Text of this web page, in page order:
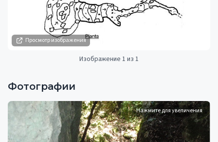
Просмотр изображения
Изображение 1 из 1
Фотографии
Нажмите для увеличения